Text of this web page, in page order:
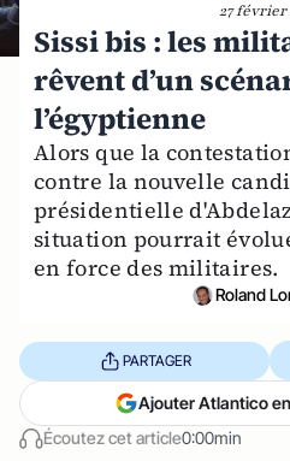
27 février
Sissi bis : les
rêvent d’un
l’égyptienne
Alors que la
contre la nouvelle
présidentielle
situation pourrait
en force des militaires.
Roland
Écoutez cet article0:00min
PARTAGER
Ajouter Atlantico